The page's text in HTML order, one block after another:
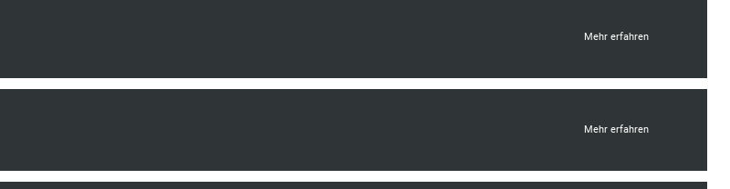
Mehr erfahren
Mehr erfahren